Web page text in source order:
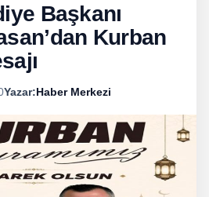
Başkanı
Kurban
Yazar:Haber Merkezi